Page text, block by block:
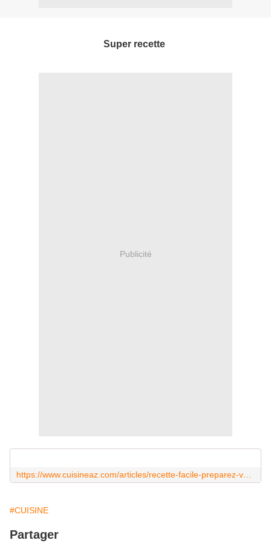
Super recette
Publicité
#CUISINE
Partager